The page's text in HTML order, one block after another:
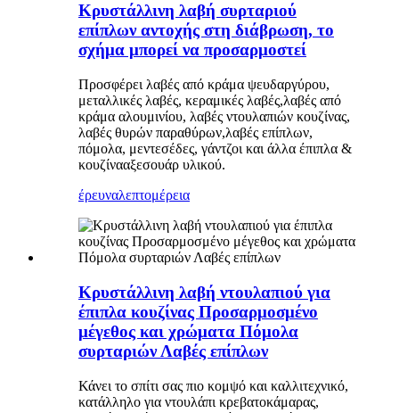
Κρυστάλλινη λαβή συρταριού
επίπλων αντοχής στη διάβρωση, το
σχήμα μπορεί να προσαρμοστεί
Προσφέρει λαβές από κράμα ψευδαργύρου,
μεταλλικές λαβές, κεραμικές λαβές,λαβές από
κράμα αλουμινίου, λαβές ντουλαπιών κουζίνας,
λαβές θυρών παραθύρων,λαβές επίπλων,
πόμολα, μεντεσέδες, γάντζοι και άλλα έπιπλα &
κουζίνααξεσουάρ υλικού.
έρευναλεπτομέρεια
Κρυστάλλινη λαβή ντουλαπιού για
έπιπλα κουζίνας Προσαρμοσμένο
μέγεθος και χρώματα Πόμολα
συρταριών Λαβές επίπλων
Κάνει το σπίτι σας πιο κομψό και καλλιτεχνικό,
κατάλληλο για ντουλάπι κρεβατοκάμαρας,